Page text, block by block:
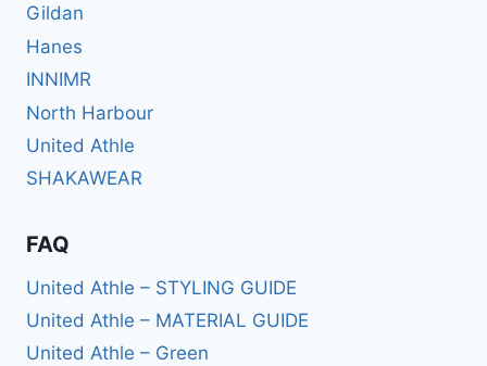
Gildan
Hanes
INNIMR
North Harbour
United Athle
SHAKAWEAR
FAQ
United Athle – STYLING GUIDE
United Athle – MATERIAL GUIDE
United Athle – Green